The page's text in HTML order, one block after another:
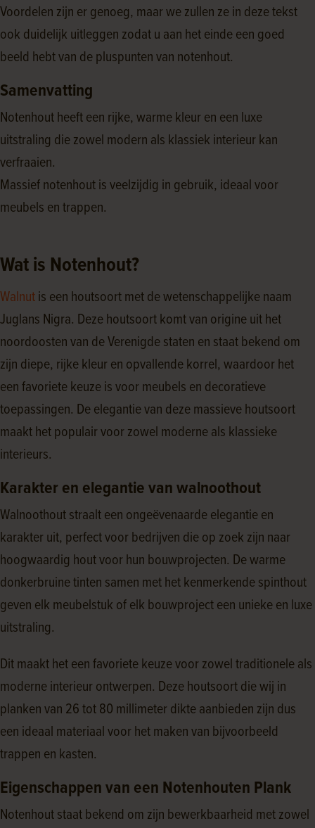
Voordelen zijn er genoeg, maar we zullen ze in deze tekst
ook duidelijk uitleggen zodat u aan het einde een goed
beeld hebt van de pluspunten van notenhout.
Samenvatting
Notenhout heeft een rijke, warme kleur en een luxe
uitstraling die zowel modern als klassiek interieur kan
verfraaien.
Massief notenhout is veelzijdig in gebruik, ideaal voor
meubels en trappen.
Wat is Notenhout?
Walnutis een houtsoort met de wetenschappelijke naam
Juglans Nigra. Deze houtsoort komt van origine uit het
noordoosten van de Verenigde staten en staat bekend om
zijn diepe, rijke kleur en opvallende korrel, waardoor het
een favoriete keuze is voor meubels en decoratieve
toepassingen. De elegantie van deze massieve houtsoort
maakt het populair voor zowel moderne als klassieke
interieurs.
Karakter en elegantie van walnoothout
Walnoothout straalt een ongeëvenaarde elegantie en
karakter uit, perfect voor bedrijven die op zoek zijn naar
hoogwaardig hout voor hun bouwprojecten. De warme
donkerbruine tinten samen met het kenmerkende spinthout
geven elk meubelstuk of elk bouwproject een unieke en luxe
uitstraling.
Dit maakt het een favoriete keuze voor zowel traditionele als
moderne interieur ontwerpen. Deze houtsoort die wij in
planken van 26 tot 80 millimeter dikte aanbieden zijn dus
een ideaal materiaal voor het maken van bijvoorbeeld
trappen en kasten.
Eigenschappen van een Notenhouten Plank
Notenhout staat bekend om zijn bewerkbaarheid met zowel